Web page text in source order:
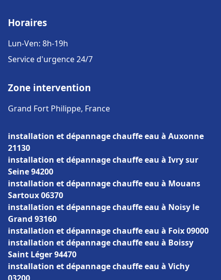
Horaires
Lun-Ven: 8h-19h
Service d'urgence 24/7
Zone intervention
Grand Fort Philippe, France
installation et dépannage chauffe eau à Auxonne
21130
installation et dépannage chauffe eau à Ivry sur
Seine 94200
installation et dépannage chauffe eau à Mouans
Sartoux 06370
installation et dépannage chauffe eau à Noisy le
Grand 93160
installation et dépannage chauffe eau à Foix 09000
installation et dépannage chauffe eau à Boissy
Saint Léger 94470
installation et dépannage chauffe eau à Vichy